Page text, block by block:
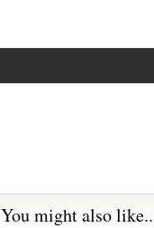
You might also